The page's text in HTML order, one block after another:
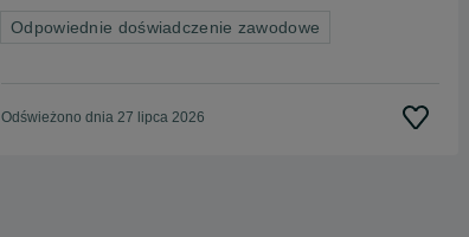
Odpowiednie doświadczenie zawodowe
Odświeżono dnia 27 lipca 2026